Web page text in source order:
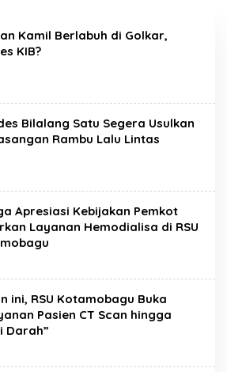
Kamil Berlabuh di Golkar,
KIB?
Bilalang Satu Segera Usulkan
Rambu Lalu Lintas
Apresiasi Kebijakan Pemkot
Layanan Hemodialisa di RSU
ini, RSU Kotamobagu Buka
Pasien CT Scan hingga
Darah”